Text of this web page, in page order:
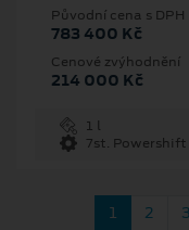
Původní cena s DPH
783 400 Kč
Cenové zvýhodnění
214 000 Kč
1 l
7st. Powershift
1 2 3